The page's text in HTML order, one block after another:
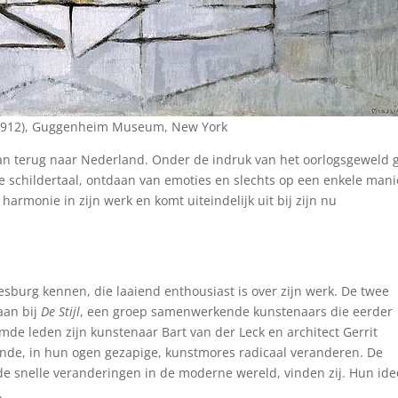
Guggenheim Museum, New York
terug naar Nederland. Onder de indruk van het oorlogsgeweld
ontdaan van emoties en slechts op een enkele
in zijn werk en komt uiteindelijk uit bij zijn nu
kennen, die laaiend enthousiast is over zijn werk. De twee
bijDe Stijl, een groep samenwerkende kunstenaars die eerder
leden zijn kunstenaar Bart van der Leck en architect Gerrit
in hun ogen gezapige, kunstmores radicaal veranderen. De
snelle veranderingen in de moderne wereld, vinden zij. Hun